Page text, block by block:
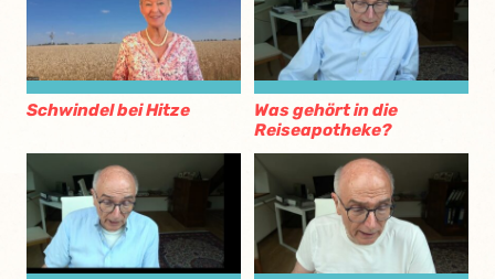
Schwindel bei Hitze
Was gehört in die
Reiseapotheke?